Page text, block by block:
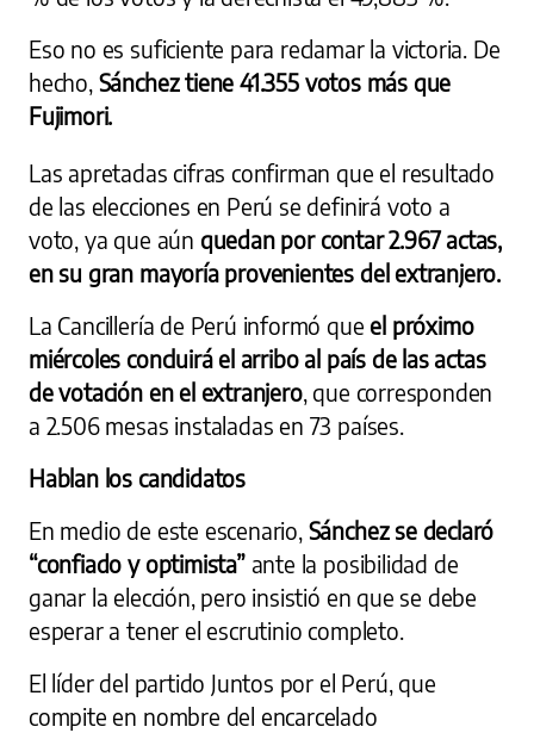
Eso no es suficiente para reclamar la victoria. De
hecho, Sánchez tiene 41.355 votos más que
Fujimori.
Las apretadas cifras confirman que el resultado
de las elecciones en Perú se definirá voto a
voto, ya que aún quedan por contar 2.967 actas,
en su gran mayoría provenientes del extranjero.
La Cancillería de Perú informó que el próximo
miércoles concluirá el arribo al país de las actas
de votación en el extranjero, que corresponden
a 2.506 mesas instaladas en 73 países.
Hablan los candidatos
En medio de este escenario, Sánchez se declaró
“confiado y optimista”ante la posibilidad de
ganar la elección, pero insistió en que se debe
esperar a tener el escrutinio completo.
El líder del partido Juntos por el Perú, que
compite en nombre del encarcelado